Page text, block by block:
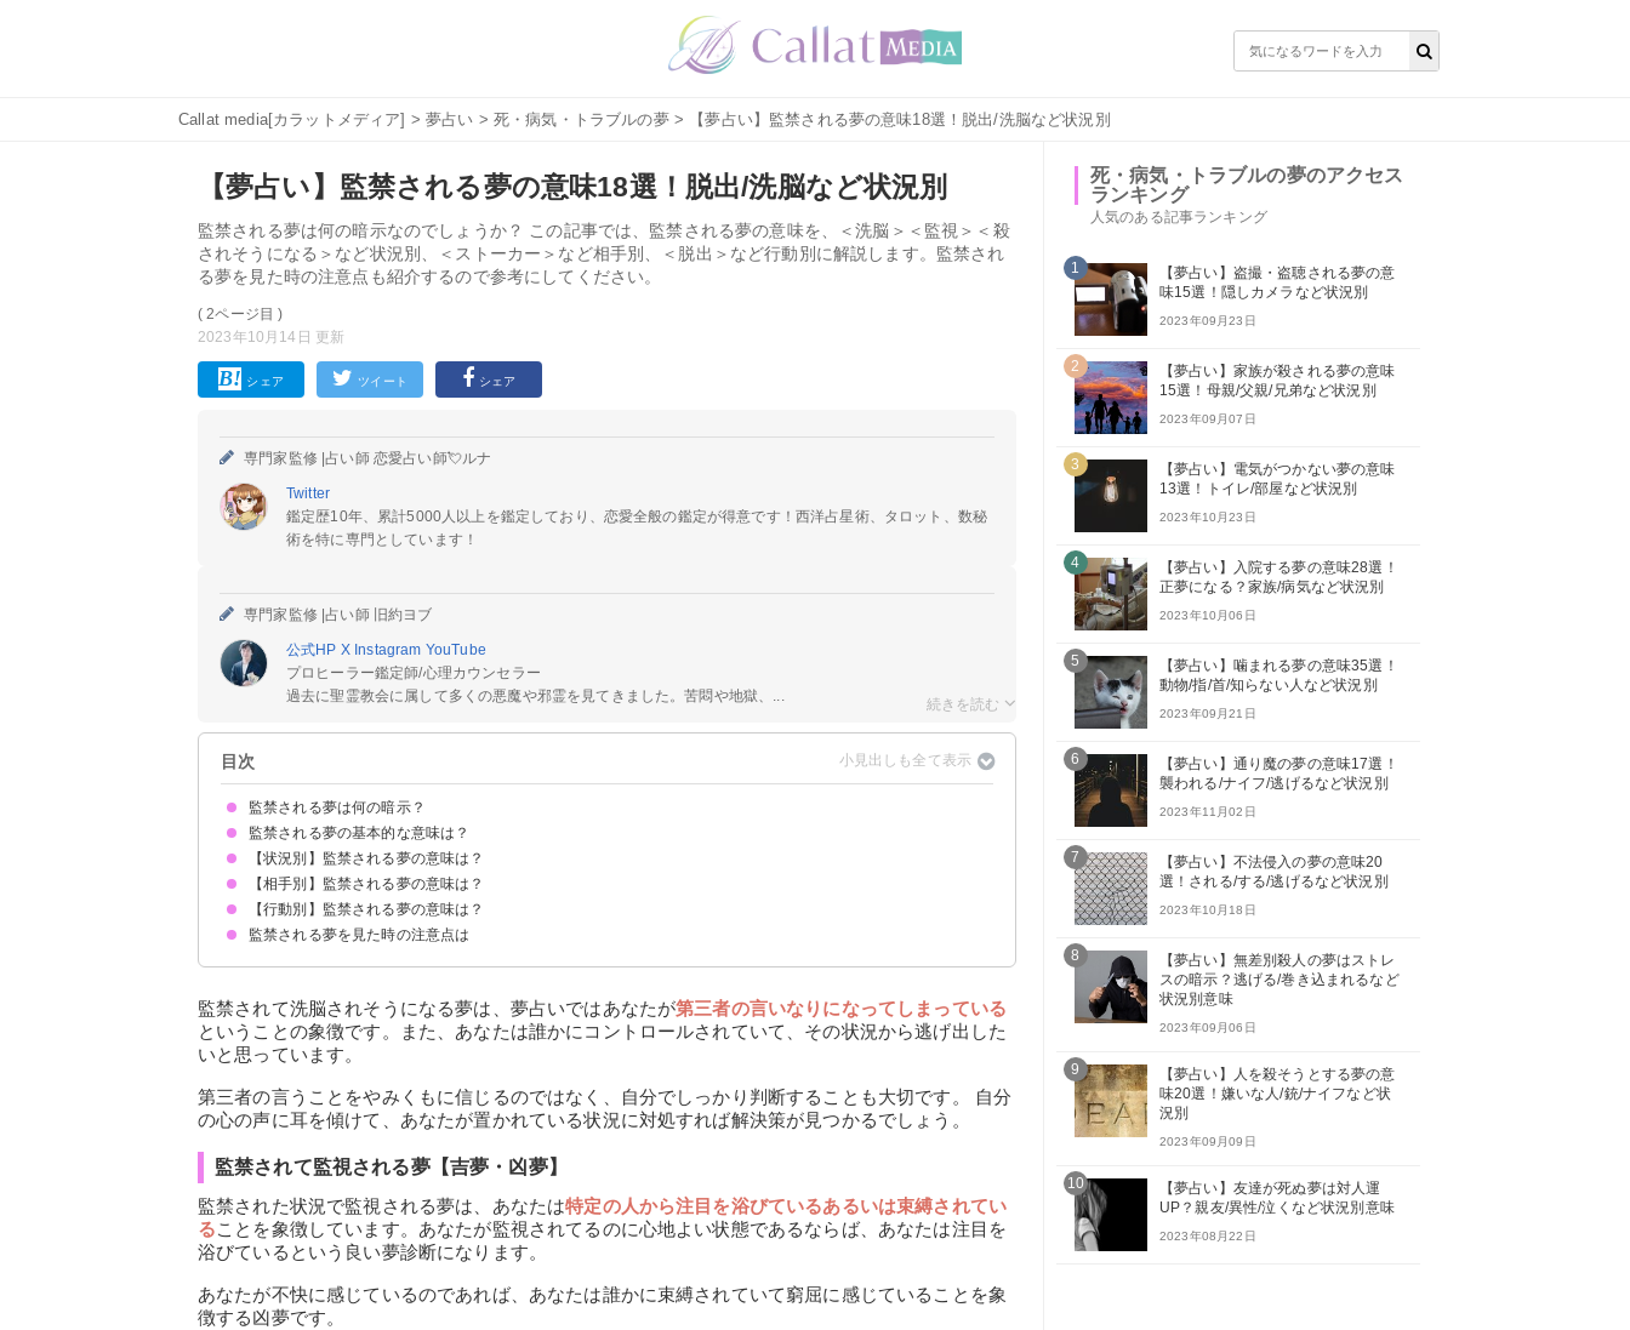
Callat media[カラットメディア] >夢占い > 死・病気・トラブルの夢> 【夢占い】監禁される夢の意味18選！脱出/洗脳など状況別
【夢占い】監禁される夢の意味18選！脱出/洗脳など状況別
監禁される夢は何の暗示なのでしょうか？ この記事では、監禁される夢の意味を、＜洗脳＞＜監視＞＜殺
されそうになる＞など状況別、＜ストーカー＞など相手別、＜脱出＞など行動別に解説します。監禁され
る夢を見た時の注意点も紹介するので参考にしてください。
( 2ページ目 )
2023年10月14日 更新
シェア ツイート シェア
専門家監修 |占い師 恋愛占い師💘ルナ
Twitter
鑑定歴10年、累計5000人以上を鑑定しており、恋愛全般の鑑定が得意です！西洋占星術、タロット、数秘
術を特に専門としています！
専門家監修 |占い師 旧約ヨブ
公式HP X Instagram YouTube
プロヒーラー鑑定師/心理カウンセラー
過去に聖霊教会に属して多くの悪魔や邪霊を見てきました。苦悶や地獄、...
目次
監禁される夢は何の暗示？
監禁される夢の基本的な意味は？
何かに行き詰まって現実逃避したい状況の暗示
状況によって意味が決まる
【状況別】監禁される夢の意味は？
監禁されて洗脳されそうになる夢【凶夢】
監禁されて監視される夢【吉夢・凶夢】
誘拐されて監禁される夢【警告夢】
拉致されて監禁される夢【凶夢】
監禁されて殺されそうになる夢【吉夢】
監禁されて殴られる夢【凶夢】
監禁されるが落ち着いている夢【吉夢】
【相手別】監禁される夢の意味は？
ストーカーに監禁される夢【警告夢】
恋人に監禁される夢【凶夢】
知人に監禁される夢【警告夢】
知らない人に監禁される夢【警告夢】
元彼に監禁される夢【凶夢】
猫に監禁される夢【警告夢】
【行動別】監禁される夢の意味は？
監禁されて脱出する夢【凶夢】
監禁されて助けを呼ぶ夢【警告夢】
監禁されて叫ぶ夢【警告夢】
監禁した人物と仲良くなる夢【吉夢】
監禁されて泣く夢【警告夢】
監禁される夢を見た時の注意点は
監禁されて洗脳されそうになる夢は、夢占いではあなたが第三者の言いなりになってしまっている
ということの象徴です。また、あなたは誰かにコントロールされていて、その状況から逃げ出した
いと思っています。
第三者の言うことをやみくもに信じるのではなく、自分でしっかり判断することも大切です。 自分
の心の声に耳を傾けて、あなたが置かれている状況に対処すれば解決策が見つかるでしょう。
監禁されて監視される夢【吉夢・凶夢】
監禁された状況で監視される夢は、あなたは特定の人から注目を浴びているあるいは束縛されてい
ることを象徴しています。あなたが監視されてるのに心地よい状態であるならば、あなたは注目を
浴びているという良い夢診断になります。
あなたが不快に感じているのであれば、あなたは誰かに束縛されていて窮屈に感じていることを象
徴する凶夢です。
死・病気・トラブルの夢のアクセス
ランキング
人気のある記事ランキング
1
【夢占い】盗撮・盗聴される夢の意
味15選！隠しカメラなど状況別
2023年09月23日
2
【夢占い】家族が殺される夢の意味
15選！母親/父親/兄弟など状況別
2023年09月07日
3
【夢占い】電気がつかない夢の意味
13選！トイレ/部屋など状況別
2023年10月23日
4
【夢占い】入院する夢の意味28選！
正夢になる？家族/病気など状況別
2023年10月06日
5
【夢占い】噛まれる夢の意味35選！
動物/指/首/知らない人など状況別
2023年09月21日
6
【夢占い】通り魔の夢の意味17選！
襲われる/ナイフ/逃げるなど状況別
2023年11月02日
7
【夢占い】不法侵入の夢の意味20
選！される/する/逃げるなど状況別
2023年10月18日
8
【夢占い】無差別殺人の夢はストレ
スの暗示？逃げる/巻き込まれるなど
状況別意味
2023年09月06日
9
【夢占い】人を殺そうとする夢の意
味20選！嫌いな人/銃/ナイフなど状
況別
2023年09月09日
10
【夢占い】友達が死ぬ夢は対人運
UP？親友/異性/泣くなど状況別意味
2023年08月22日